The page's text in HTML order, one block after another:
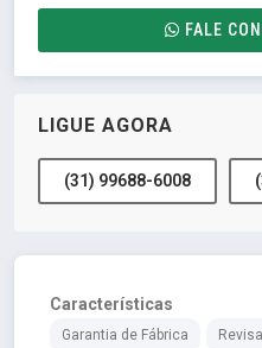
FALE
LIGUE AGORA
(31) 99688-6008
Características
Garantia de Fábrica